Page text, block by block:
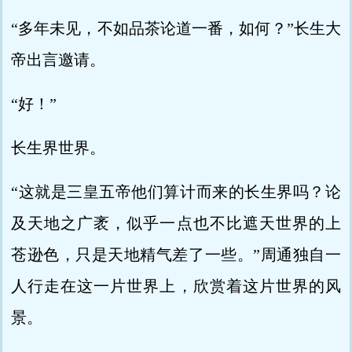
“多年未见，不如品茶论道一番，如何？”长生大
帝出言邀请。
“好！”
长生界世界。
“这就是三皇五帝他们算计而来的长生界吗？论
及天地之广袤，似乎一点也不比遮天世界的上
苍逊色，只是天地精气差了一些。”周通独自一
人行走在这一片世界上，欣赏着这片世界的风
景。